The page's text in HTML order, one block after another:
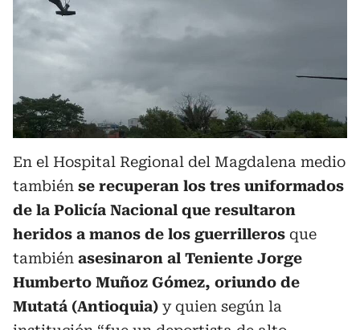
En el Hospital Regional del Magdalena medio
también se recuperan los tres uniformados
de la Policía Nacional que resultaron
heridos a manos de los guerrilleros que
también asesinaron al Teniente Jorge
Humberto Muñoz Gómez, oriundo de
Mutatá (Antioquia) y quien según la